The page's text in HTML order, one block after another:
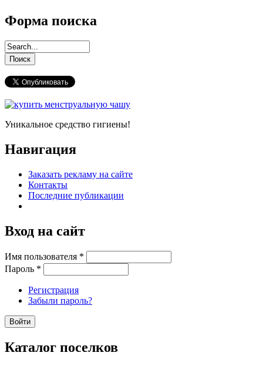
Форма поиска
Уникальное средство гигиены!
Навигация
Заказать рекламу на сайте
Контакты
Последние публикации
Вход на сайт
Имя пользователя *
Пароль *
Регистрация
Забыли пароль?
Каталог поселков